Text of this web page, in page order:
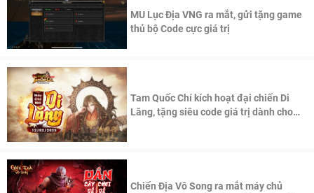
MU Lục Địa VNG ra mắt, gửi tặng game
thủ bộ Code cực giá trị
Tam Quốc Chí kích hoạt đại chiến Di
Lăng, tặng siêu code giá trị dành cho
Chiến Địa Vô Song ra mắt máy chủ